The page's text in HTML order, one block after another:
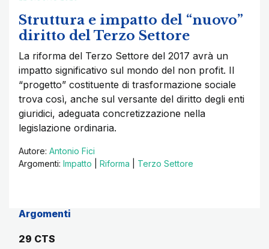
Struttura e impatto del “nuovo”
diritto del Terzo Settore
La riforma del Terzo Settore del 2017 avrà un
impatto significativo sul mondo del non profit. Il
“progetto” costituente di trasformazione sociale
trova così, anche sul versante del diritto degli enti
giuridici, adeguata concretizzazione nella
legislazione ordinaria.
Autore: Antonio Fici
Argomenti: Impatto Riforma Terzo Settore
Argomenti
29 CTS